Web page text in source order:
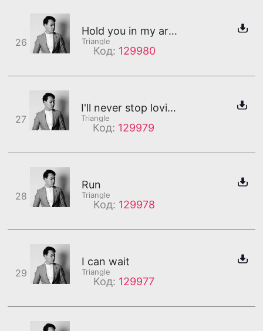
26
Hold you in my arms
Triangle
Код: 129980
27
I'll never stop loving you
Triangle
Код: 129979
28
Run
Triangle
Код: 129978
29
I can wait
Triangle
Код: 129977